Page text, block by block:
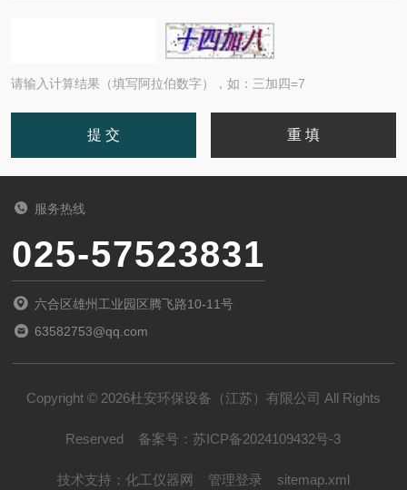
请输入计算结果（填写阿拉伯数字），如：三加四=7
服务热线
025-57523831
六合区雄州工业园区腾飞路10-11号
63582753@qq.com
Copyright © 2026杜安环保设备（江苏）有限公司 All Rights
Reserved 备案号：苏ICP备2024109432号-3
技术支持： 化工仪器网 管理登录 sitemap.xml